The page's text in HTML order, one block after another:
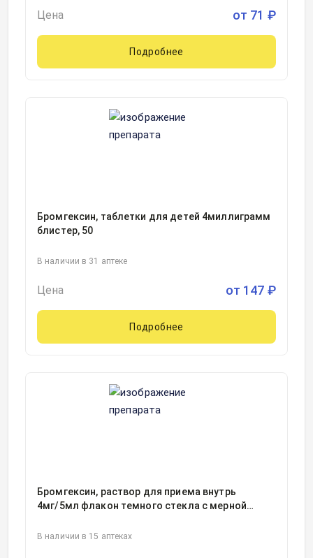
Цена от 71 ₽
Подробнее
Бромгексин, таблетки для детей 4миллиграмм
блистер, 50
В наличии в 31 аптеке
Цена от 147 ₽
Подробнее
Бромгексин, раствор для приема внутрь
4мг/5мл флакон темного стекла с мерной
В наличии в 15 аптеках